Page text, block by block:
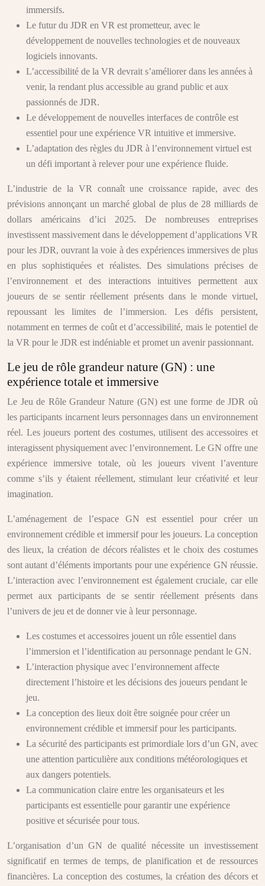
immersifs.
Le futur du JDR en VR est prometteur, avec le
développement de nouvelles technologies et de nouveaux
logiciels innovants.
L’accessibilité de la VR devrait s’améliorer dans les années à
venir, la rendant plus accessible au grand public et aux
passionnés de JDR.
Le développement de nouvelles interfaces de contrôle est
essentiel pour une expérience VR intuitive et immersive.
L’adaptation des règles du JDR à l’environnement virtuel est
un défi important à relever pour une expérience fluide.
L’industrie de la VR connaît une croissance rapide, avec des
prévisions annonçant un marché global de plus de 28 milliards de
dollars américains d’ici 2025. De nombreuses entreprises
investissent massivement dans le développement d’applications VR
pour les JDR, ouvrant la voie à des expériences immersives de plus
en plus sophistiquées et réalistes. Des simulations précises de
l’environnement et des interactions intuitives permettent aux
joueurs de se sentir réellement présents dans le monde virtuel,
repoussant les limites de l’immersion. Les défis persistent,
notamment en termes de coût et d’accessibilité, mais le potentiel de
la VR pour le JDR est indéniable et promet un avenir passionnant.
Le jeu de rôle grandeur nature (GN) : une
expérience totale et immersive
Le Jeu de Rôle Grandeur Nature (GN) est une forme de JDR où
les participants incarnent leurs personnages dans un environnement
réel. Les joueurs portent des costumes, utilisent des accessoires et
interagissent physiquement avec l’environnement. Le GN offre une
expérience immersive totale, où les joueurs vivent l’aventure
comme s’ils y étaient réellement, stimulant leur créativité et leur
imagination.
L’aménagement de l’espace GN est essentiel pour créer un
environnement crédible et immersif pour les joueurs. La conception
des lieux, la création de décors réalistes et le choix des costumes
sont autant d’éléments importants pour une expérience GN réussie.
L’interaction avec l’environnement est également cruciale, car elle
permet aux participants de se sentir réellement présents dans
l’univers de jeu et de donner vie à leur personnage.
Les costumes et accessoires jouent un rôle essentiel dans
l’immersion et l’identification au personnage pendant le GN.
L’interaction physique avec l’environnement affecte
directement l’histoire et les décisions des joueurs pendant le
jeu.
La conception des lieux doit être soignée pour créer un
environnement crédible et immersif pour les participants.
La sécurité des participants est primordiale lors d’un GN, avec
une attention particulière aux conditions météorologiques et
aux dangers potentiels.
La communication claire entre les organisateurs et les
participants est essentielle pour garantir une expérience
positive et sécurisée pour tous.
L’organisation d’un GN de qualité nécessite un investissement
significatif en termes de temps, de planification et de ressources
financières. La conception des costumes, la création des décors et